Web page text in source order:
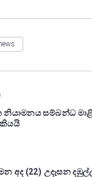
නියාමනය සම්බන්ධ
අද (22) උදෑසන